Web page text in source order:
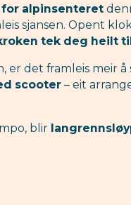
for alpinsenteret
sjansen. Opent
tek deg heilt
det framleis meir å
scooter– eit
blir